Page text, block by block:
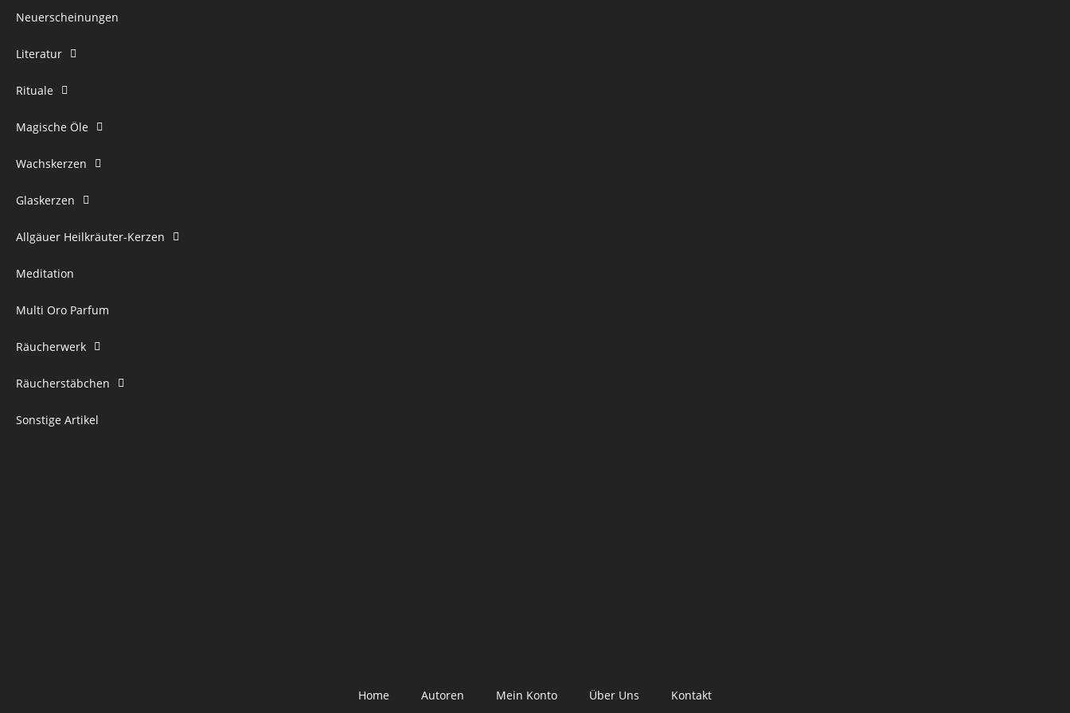
Neuerscheinungen
Literatur
Rituale
Magische Öle
Wachskerzen
Glaskerzen
Allgäuer Heilkräuter-Kerzen
Meditation
Multi Oro Parfum
Räucherwerk
Räucherstäbchen
Sonstige Artikel
Home Autoren Mein Konto Über Uns Kontakt